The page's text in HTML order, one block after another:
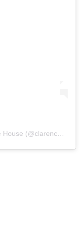
House (@clarencehouse) el